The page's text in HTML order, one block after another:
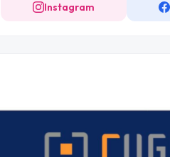
Instagram